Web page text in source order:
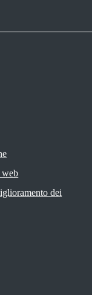
web
dei